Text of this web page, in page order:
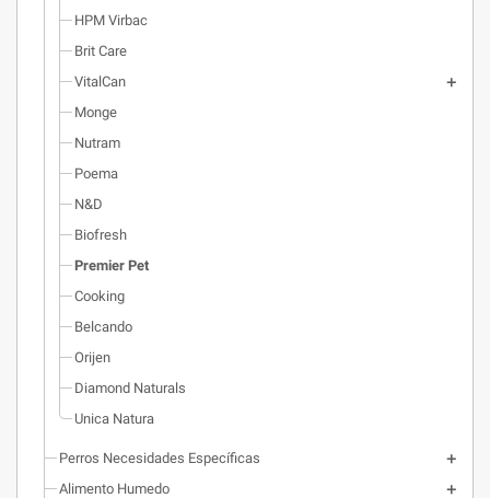
HPM Virbac
Brit Care
VitalCan
Monge
Nutram
Poema
N&D
Biofresh
Premier Pet
Cooking
Belcando
Orijen
Diamond Naturals
Unica Natura
Perros Necesidades Específicas
Alimento Humedo